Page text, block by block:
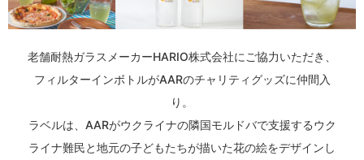
老舗耐熱ガラスメーカーHARIO株式会社にご協力いただき、
フィルターインボトルがAARのチャリティグッズに仲間入
り。
ラベルは、AARがウクライナの隣国モルドバで支援するウク
ライナ難民と地元の子どもたちが描いた花の絵をデザインし